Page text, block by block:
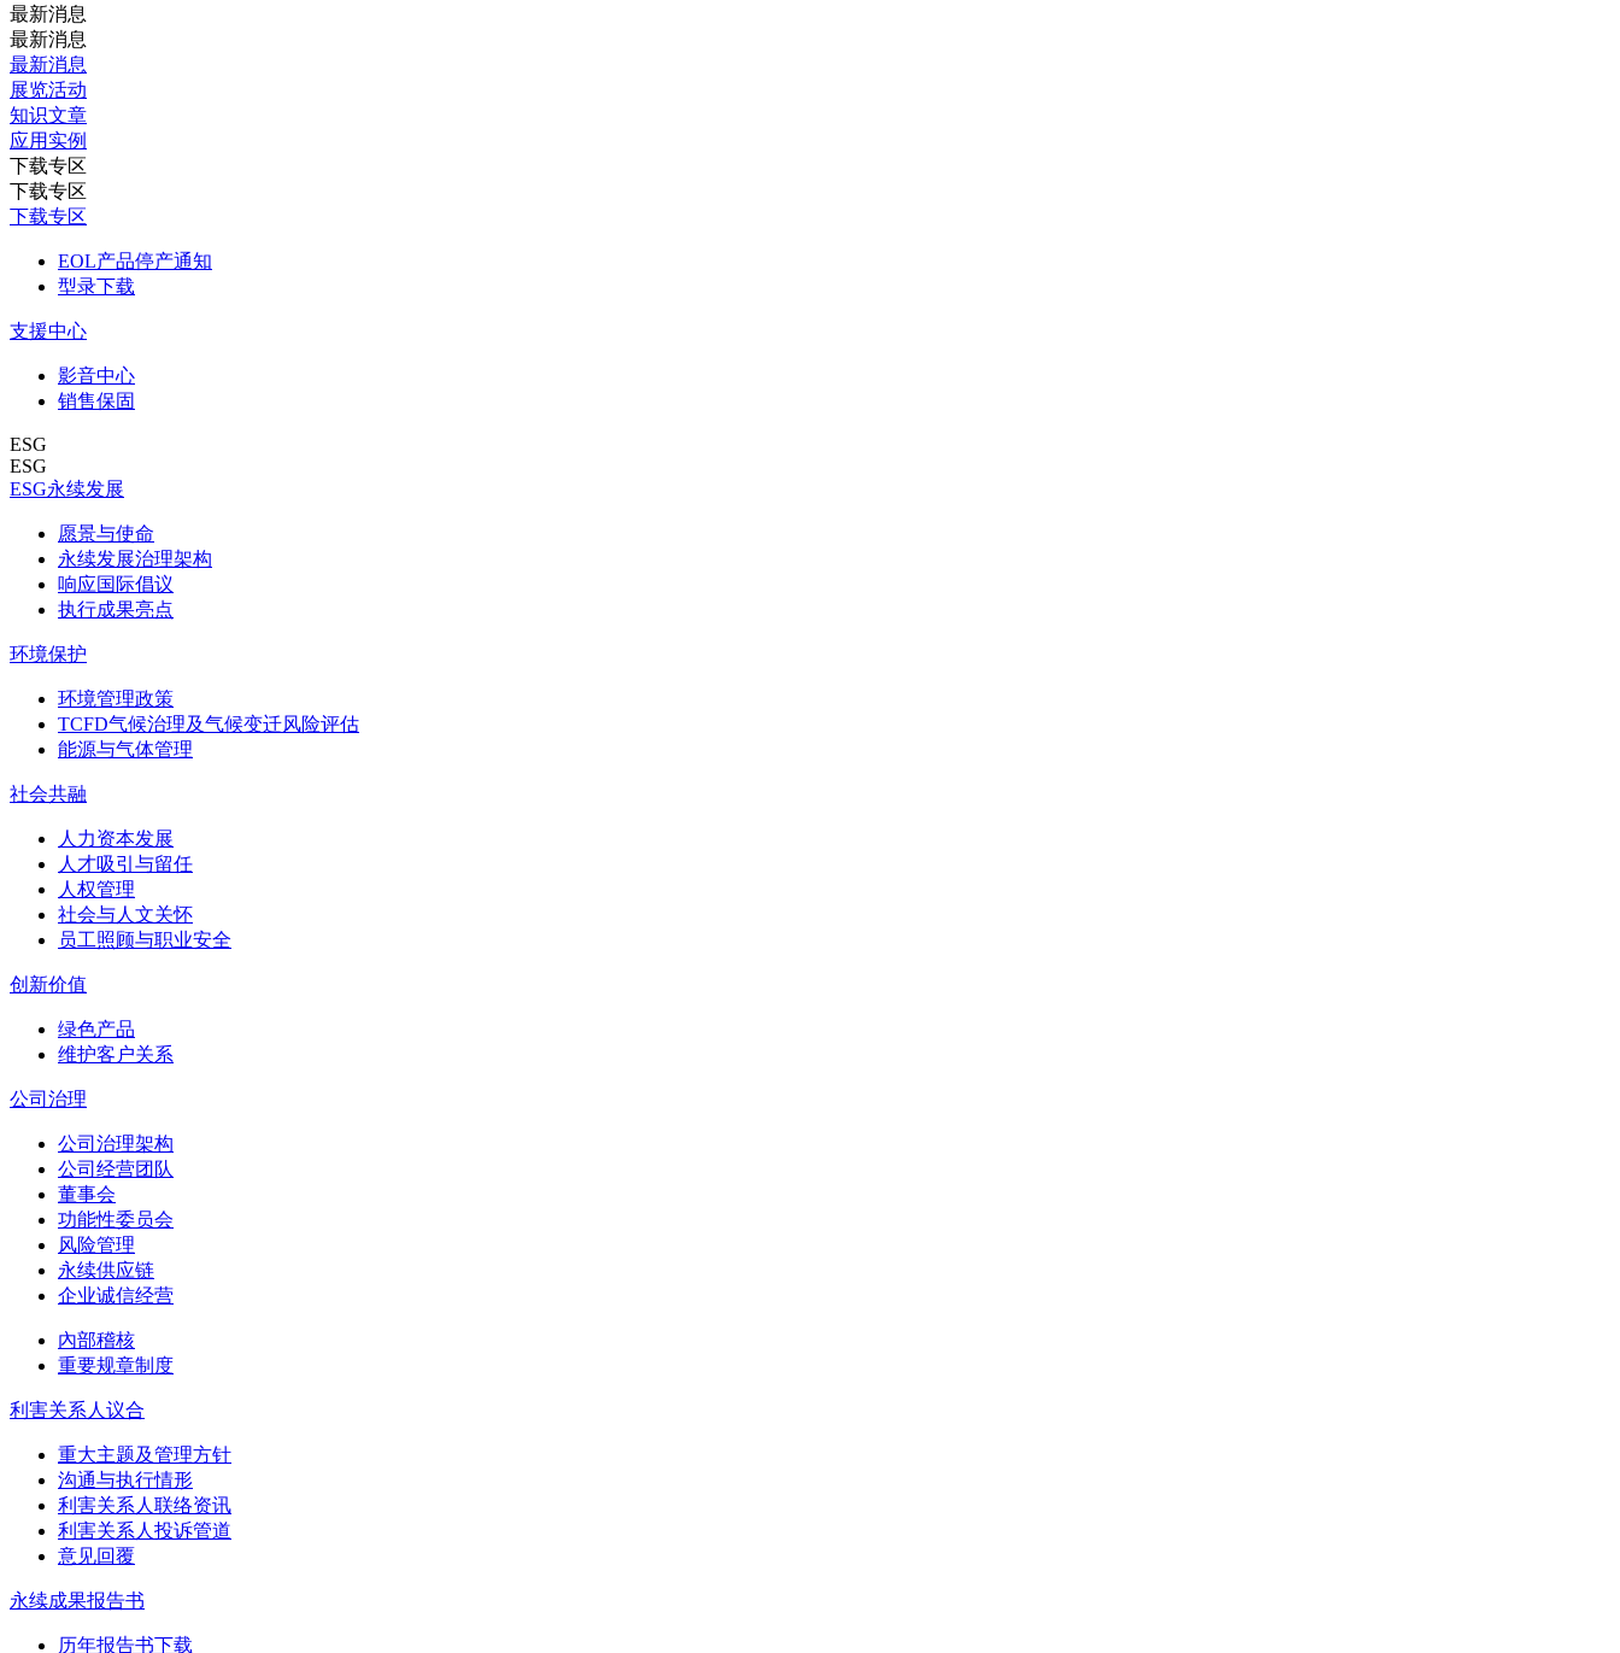
最新消息
最新消息
最新消息
展览活动
知识⽂章
应⽤实例
下载专区
下载专区
下载专区
EOL产品停产通知
型录下载
支援中心
影音中心
销售保固
ESG
ESG
ESG永续发展
愿景与使命
永续发展治理架构
响应国际倡议
执行成果亮点
环境保护
环境管理政策
TCFD气候治理及气候变迁风险评估
能源与气体管理
社会共融
人力资本发展
人才吸引与留任
人权管理
社会与人文关怀
员工照顾与职业安全
创新价值
绿色产品
维护客户关系
公司治理
公司治理架构
公司经营团队
董事会
功能性委员会
风险管理
永续供应链
企业诚信经营
內部稽核
重要规章制度
利害关系人议合
重大主题及管理方针
沟通与执行情形
利害关系人联络资讯
利害关系人投诉管道
意见回覆
永续成果报告书
历年报告书下载